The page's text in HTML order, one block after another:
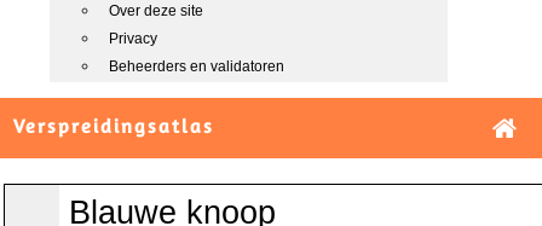
Over deze site
Privacy
Beheerders en validatoren
Verspreidingsatlas